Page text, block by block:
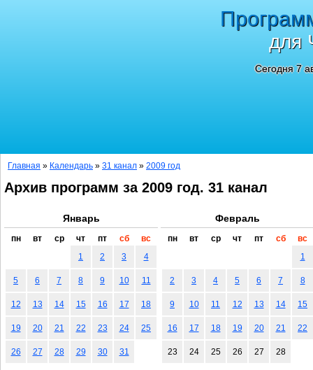
для
Сегодня 7
Главная » Календарь » 31 канал » 2009 год
Архив программ за 2009 год. 31 канал
Январь
пн вт ср чт пт сб
вс
1
2 3 4
5 6 7 8 9 10 11
12 13 14 15 16 17 18
19 20 21 22 23 24 25
26 27 28 29 30 31
Февраль
пн вт ср чт пт сб
вс
1
2 3 4 5 6 7 8
9 10 11 12 13 14 15
16 17 18 19 20 21 22
23 24 25 26 27 28